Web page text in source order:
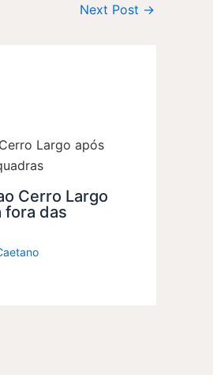
Next Post →
Cerro Largo
fora das